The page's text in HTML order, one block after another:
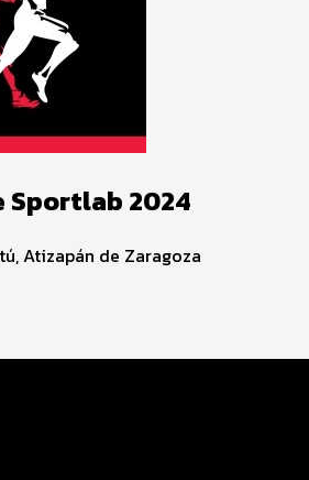
Sportlab 2024
Atizapán de Zaragoza